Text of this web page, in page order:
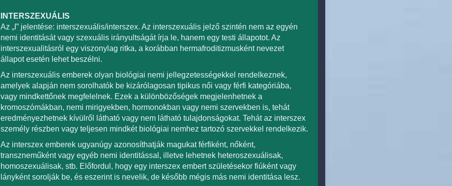
INTERSZEXUÁLIS
Az „I” jelentése: interszexuális/interszex. Az interszexuális jelző szintén nem az egyén
nemi identitását vagy szexuális irányultságát írja le, hanem egy testi állapotot. Az
interszexualitásról egy viszonylag ritka, a korábban hermafroditizmusként nevezet
állapot esetén lehet beszélni.
Az interszexuális emberek olyan biológiai nemi jellegzetességekkel rendelkeznek,
amelyek alapján nem sorolhatók be kizárólagosan tipikus női vagy férfi kategóriába,
vagy mindkettőnek megfelelnek. Ezek a különbözőségek megjelenhetnek a
kromoszómákban, nemi mirigyekben, hormonokban vagy nemi szervekben is, tehát
eredményezhetnek kívülről látható vagy nem látható tulajdonságokat. Tehát az interszex
személy részben vagy teljesen mindkét biológiai nemhez tartozó szervekkel rendelkezik.
Az interszex emberek ugyanúgy azonosíthatják magukat férfiként, nőként,
transzneműként vagy egyéb nemi identitással, illetve lehetnek heteroszexuálisak,
homoszexuálisak, stb. Előfordul, hogy egy interszex embert születésekor fiúként vagy
lányként sorolják be, és eszerint is nevelik, de később mégis más nemi identitása lesz.